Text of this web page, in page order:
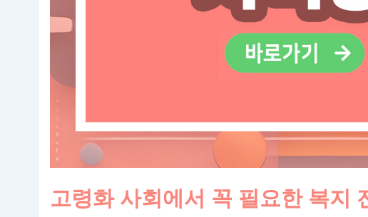
고령화 사회에서 꼭 필요한 복지